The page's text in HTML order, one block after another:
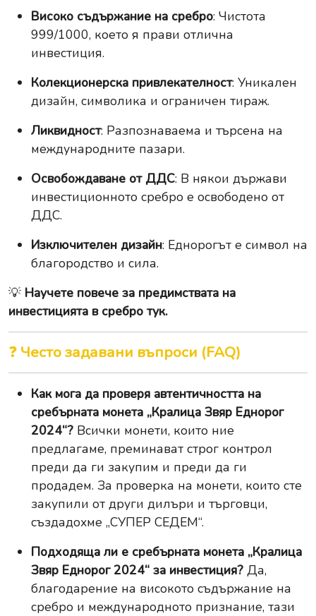
Високо съдържание на сребро: Чистота
999/1000, което я прави отлична
инвестиция.
Колекционерска привлекателност: Уникален
дизайн, символика и ограничен тираж.
Ликвидност: Разпознаваема и търсена на
международните пазари.
Освобождаване от ДДС: В някои държави
инвестиционното сребро е освободено от
ДДС.
Изключителен дизайн: Еднорогът е символ на
благородство и сила.
💡 Научете повече за предимствата на
инвестицията в сребро тук.
❓ Често задавани въпроси (FAQ)
Как мога да проверя автентичността на
сребърната монета „Кралица Звяр Еднорог
2024“? Всички монети, които ние
предлагаме, преминават строг контрол
преди да ги закупим и преди да ги
продадем. За проверка на монети, които сте
закупили от други дилъри и търговци,
създадохме „СУПЕР СЕДЕМ“.
Подходяща ли е сребърната монета „Кралица
Звяр Еднорог 2024“ за инвестиция? Да,
благодарение на високото съдържание на
сребро и международното признание, тази